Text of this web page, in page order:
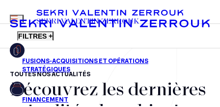
FR EN
MENU
SEKRI VALENTIN ZERROUK
FILTRES +
Fusions-acquisitions et opérations stratégiques
TOUTES NOS ACTUALITÉS
Découvrez les dernières